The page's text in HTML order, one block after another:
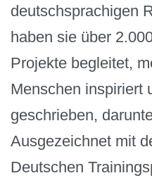
deutschsprachigen
haben sie über
Projekte begleitet,
Menschen inspiriert
geschrieben,
Ausgezeichnet mit
Deutschen